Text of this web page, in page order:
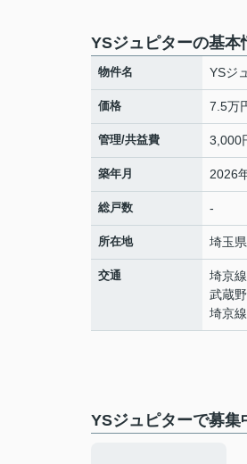
YSジュピターの基本
物件名 YSジ
価格 7.5万
管理/共益費 3,000
築年月 2026
総戸数 -
所在地 埼玉県
交通 埼京線
武蔵
埼京線
YSジュピターで募集